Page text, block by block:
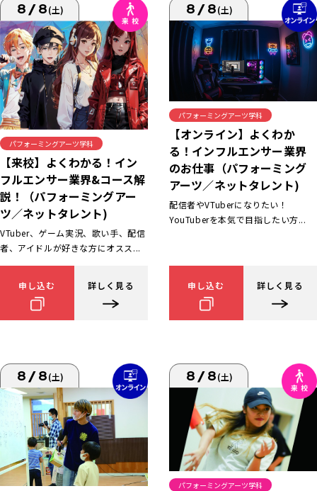
8/8(土)
パフォーミングアーツ学科
【来校】よくわかる！イン
フルエンサー業界&コース解
説！（パフォーミングアー
ツ／ネットタレント)
VTuber、ゲーム実況、歌い手、配信
者、アイドルが好きな方にオスス...
申し込む 詳しく見る
8/8(土)
パフォーミングアーツ学科
【オンライン】よくわか
る！インフルエンサー業界
のお仕事（パフォーミング
アーツ／ネットタレント)
配信者やVTuberになりたい！
YouTuberを本気で目指したい方...
申し込む 詳しく見る
8/8(土) 8/8(土)
パフォーミングアーツ学科